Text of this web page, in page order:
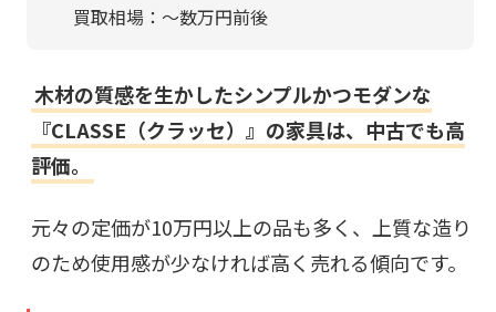
買取相場：〜数万円前後
木材の質感を生かしたシンプルかつモダンな
『CLASSE（クラッセ）』の家具は、中古でも高
評価。
元々の定価が10万円以上の品も多く、上質な造り
のため使用感が少なければ高く売れる傾向です。